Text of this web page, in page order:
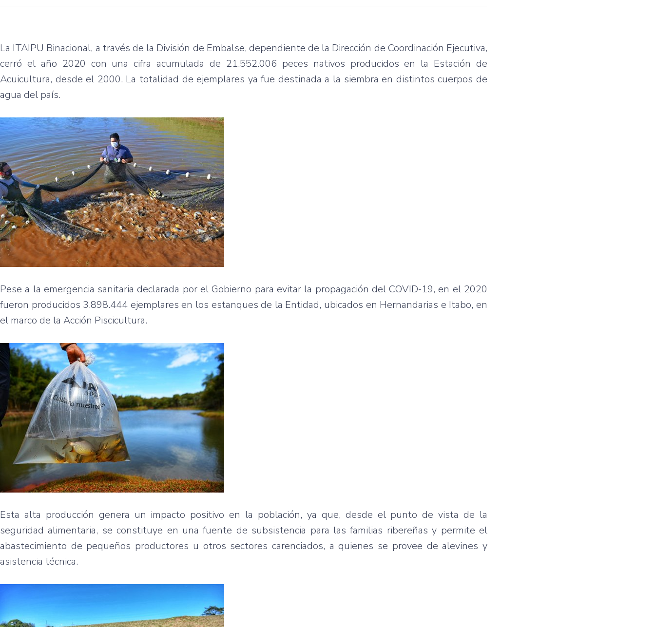
La ITAIPU Binacional, a través de la División de Embalse, dependiente de la Dirección de Coordinación Ejecutiva,
cerró el año 2020 con una cifra acumulada de 21.552.006 peces nativos producidos en la Estación de
Acuicultura, desde el 2000. La totalidad de ejemplares ya fue destinada a la siembra en distintos cuerpos de
agua del país.
Pese a la emergencia sanitaria declarada por el Gobierno para evitar la propagación del COVID-19, en el 2020
fueron producidos 3.898.444 ejemplares en los estanques de la Entidad, ubicados en Hernandarias e Itabo, en
el marco de la Acción Piscicultura.
Esta alta producción genera un impacto positivo en la población, ya que, desde el punto de vista de la
seguridad alimentaria, se constituye en una fuente de subsistencia para las familias ribereñas y permite el
abastecimiento de pequeños productores u otros sectores carenciados, a quienes se provee de alevines y
asistencia técnica.